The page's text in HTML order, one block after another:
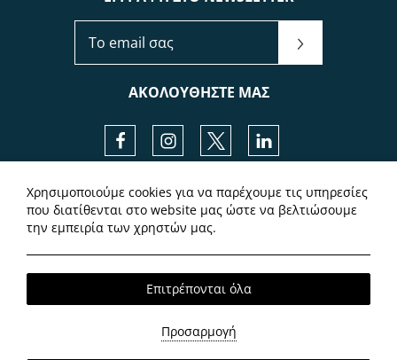
ΑΚΟΛΟΥΘΗΣΤΕ ΜΑΣ
FacebookInstagramTwitterLinkedIn
Local Time:09:11
Χρησιμοποιούμε cookies για να παρέχουμε τις υπηρεσίες
που διατίθενται στο website μας ώστε να βελτιώσουμε
την εμπειρία των χρηστών μας.
Επιτρέπονται όλα
Προσαρμογή